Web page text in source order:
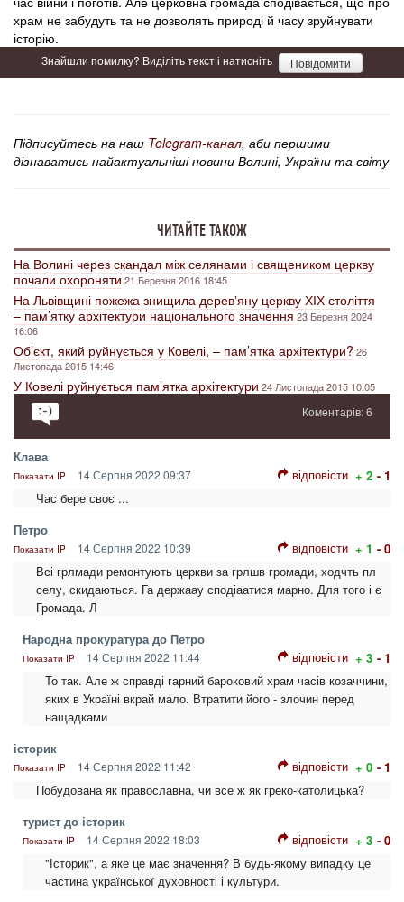
храм не забудуть та не дозволять природі й часу зруйнувати
історію.
Знайшли помилку? Виділіть текст і натисніть Повідомити
Підписуйтесь на наш Telegram-канал, аби першими
дізнаватись найактуальніші новини Волині, України та світу
ЧИТАЙТЕ ТАКОЖ
На Волині через скандал між селянами і священиком церкву
почали охороняти21 Березня 2016 18:45
На Львівщині пожежа знищила деревʼяну церкву ХІХ століття
– пам’ятку архітектури національного значення23 Березня 2024
16:06
Об’єкт, який руйнується у Ковелі, – пам’ятка архітектури? 26
Листопада 2015 14:46
У Ковелі руйнується пам’ятка архітектури 24 Листопада 2015 10:05
Коментарів: 6
Клава
Показати IP 14 Серпня 2022 09:37 відповісти + 2 - 1
Час бере своє ...
Петро
Показати IP 14 Серпня 2022 10:39 відповісти + 1 - 0
Всі грлмади ремонтують церкви за грлшв громади, ходчть пл
селу, скидаються. Га держаау сподіаатися марно. Для того і є
Громада. Л
Народна прокуратура до Петро
Показати IP 14 Серпня 2022 11:44 відповісти + 3 - 1
То так. Але ж справді гарний бароковий храм часів козаччини,
яких в Україні вкрай мало. Втратити його - злочин перед
нащадками
історик
Показати IP 14 Серпня 2022 11:42 відповісти + 0 - 1
Побудована як православна, чи все ж як греко-католицька?
турист до історик
Показати IP 14 Серпня 2022 18:03 відповісти + 3 - 0
"Історик", а яке це має значення? В будь-якому випадку це
частина української духовності і культури.